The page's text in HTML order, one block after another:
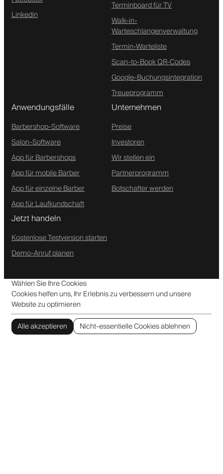
Linkedin
Terminboard für TV
Walk-in-
Warteschlangenverwaltung
Termin-Warteliste
Scan-to-Book QR-Codes
Google-Buchungsintegration
Treueprogramm
Anwendungsfälle
Barbershop-Software
Salon-Software
App für Barbershops
App für mobile Barber
App für einzelne Barber
App für Laufkundschaft
Unternehmen
Preise
Investoren
Wir stellen ein
Partnerprogramm
Botschafter werden
Jetzt handeln
Kostenlose Testversion starten
Demo-Anruf planen
Wählen Sie Ihre Cookies
Cookies helfen uns, Ihr Erlebnis zu verbessern und unsere
Website zu optimieren
Alle akzeptieren
Nicht-essentielle Cookies ablehnen